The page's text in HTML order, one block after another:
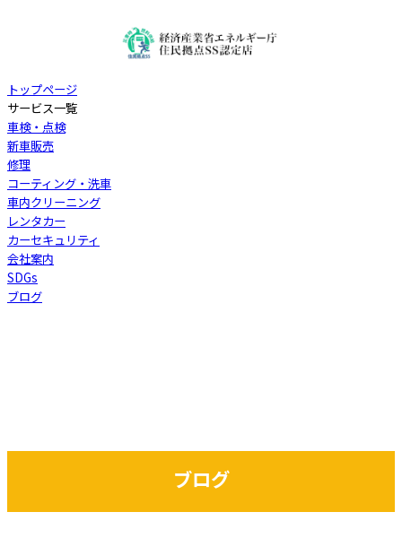
トップページ
サービス一覧
車検・点検
新車販売
修理
コーティング・洗車
車内クリーニング
レンタカー
カーセキュリティ
会社案内
SDGs
ブログ
ブログ